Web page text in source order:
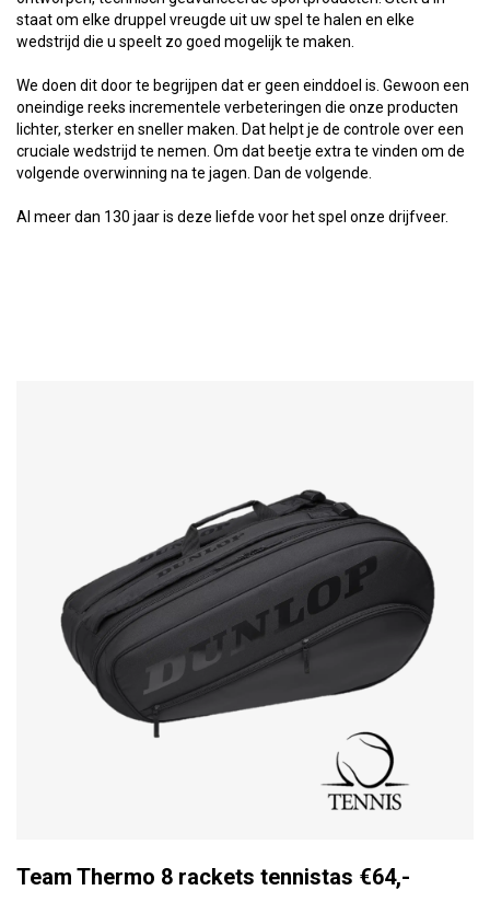
staat om elke druppel vreugde uit uw spel te halen en elke
wedstrijd die u speelt zo goed mogelijk te maken.
We doen dit door te begrijpen dat er geen einddoel is. Gewoon een
oneindige reeks incrementele verbeteringen die onze producten
lichter, sterker en sneller maken. Dat helpt je de controle over een
cruciale wedstrijd te nemen. Om dat beetje extra te vinden om de
volgende overwinning na te jagen. Dan de volgende.
Al meer dan 130 jaar is deze liefde voor het spel onze drijfveer.
Team Thermo 8 rackets tennistas €64,-